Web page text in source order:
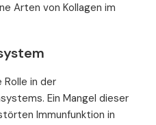
Arten von Kollagen im
in der
Ein Mangel dieser
Immunfunktion in